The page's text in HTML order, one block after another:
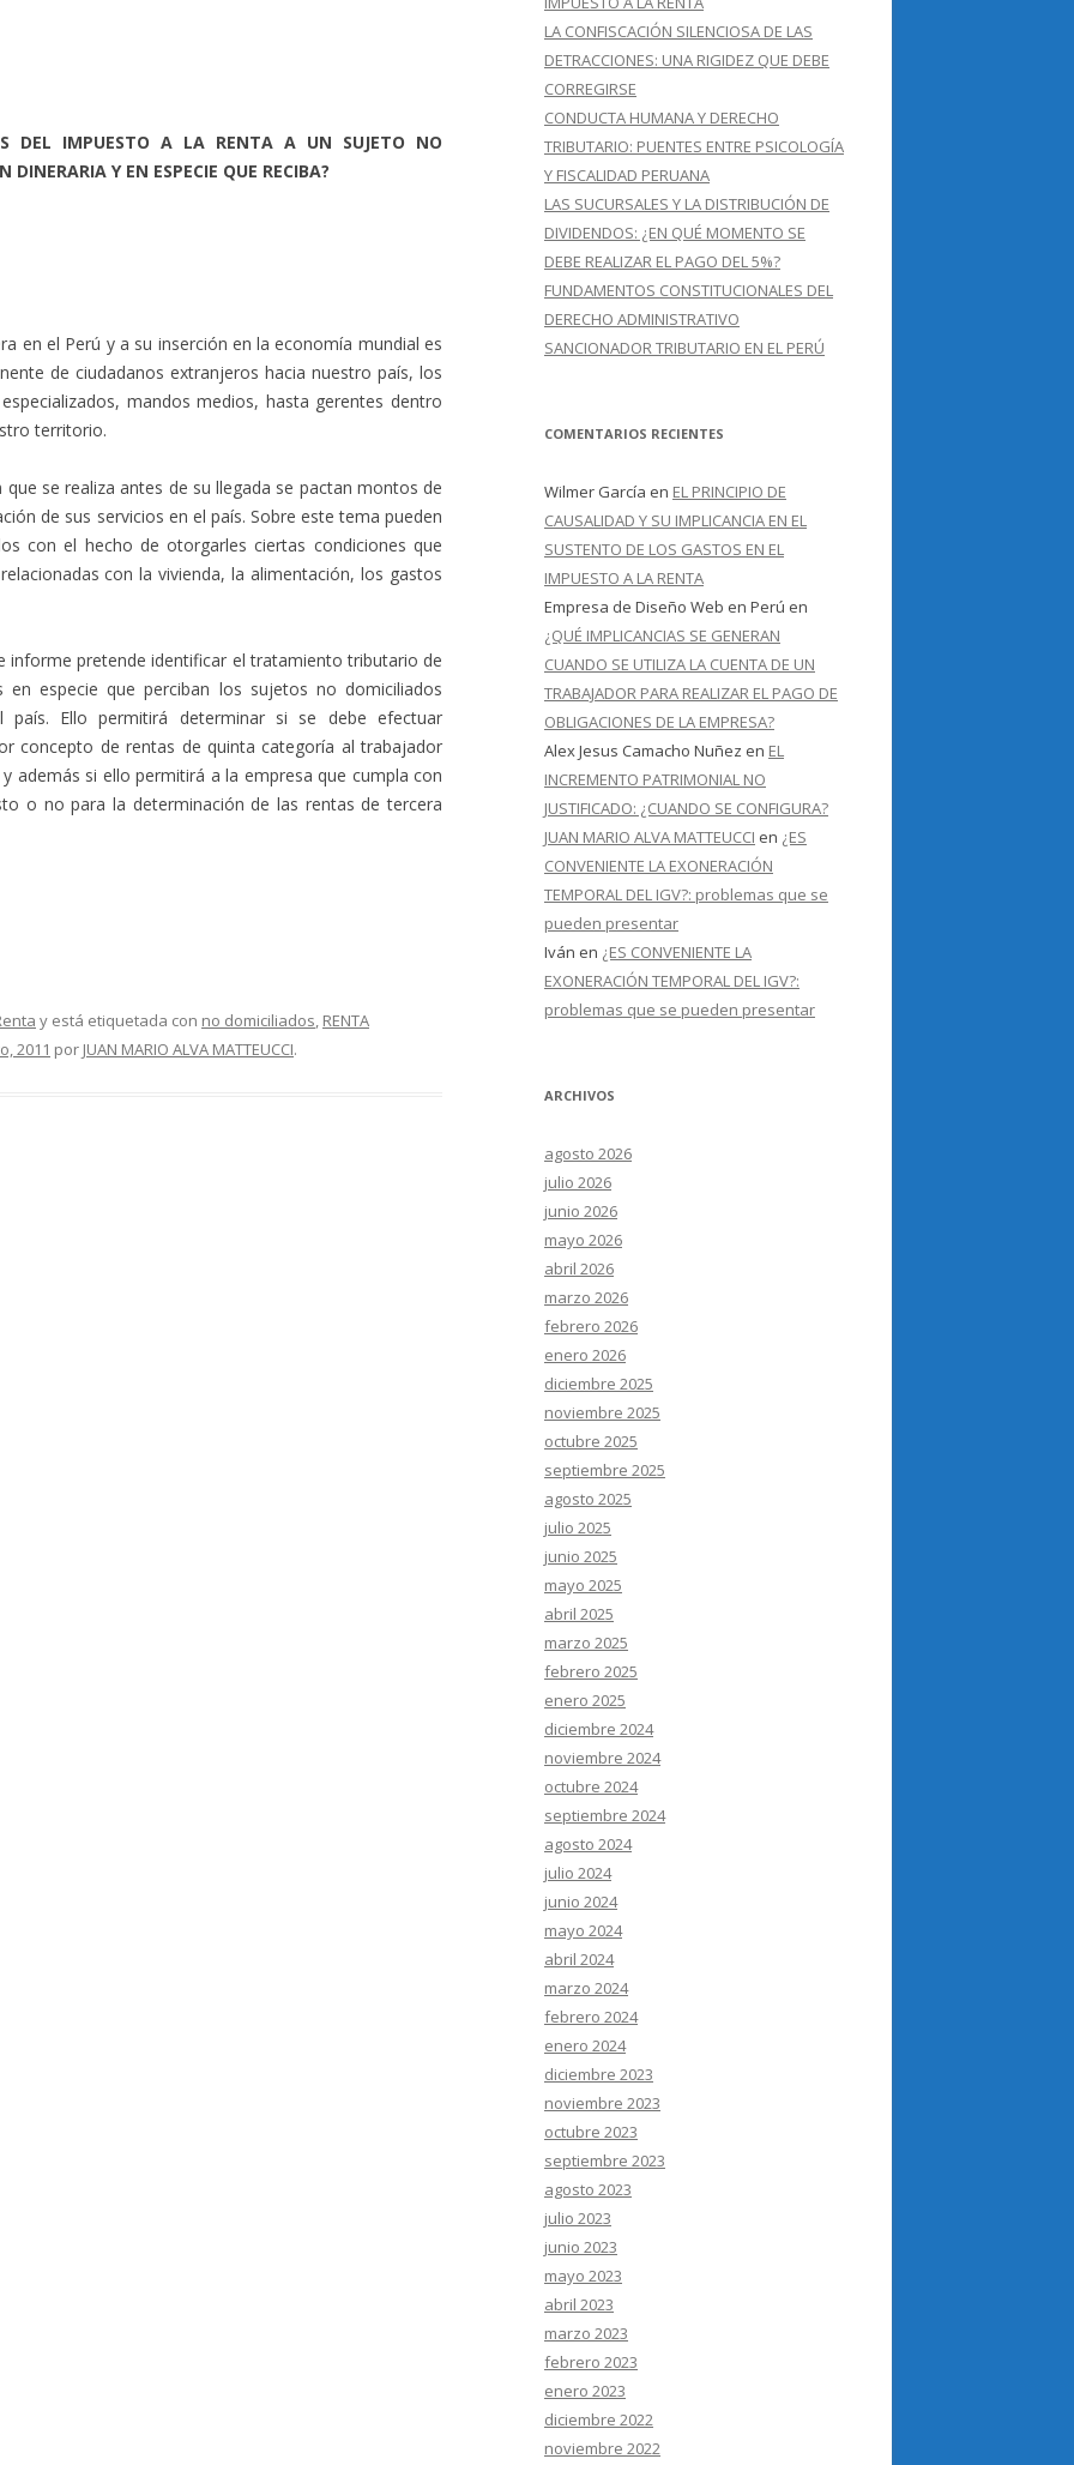
DEL IMPUESTO A LA RENTA A UN SUJETO NO
Y EN ESPECIE QUE RECIBA?
en el Perú y a su inserción en la economía mundial es
de ciudadanos extranjeros hacia nuestro país, los
mandos medios, hasta gerentes dentro
territorio.
se realiza antes de su llegada se pactan montos de
de sus servicios en el país. Sobre este tema pueden
con el hecho de otorgarles ciertas condiciones que
con la vivienda, la alimentación, los gastos
informe pretende identificar el tratamiento tributario de
especie que perciban los sujetos no domiciliados
Ello permitirá determinar si se debe efectuar
concepto de rentas de quinta categoría al trabajador
además si ello permitirá a la empresa que cumpla con
o no para la determinación de las rentas de tercera
y está etiquetada con no domiciliados, RENTA
2011 por JUAN MARIO ALVA MATTEUCCI.
LA CONFISCACIÓN SILENCIOSA DE LAS
DETRACCIONES: UNA RIGIDEZ QUE DEBE
CORREGIRSE
CONDUCTA HUMANA Y DERECHO
TRIBUTARIO: PUENTES ENTRE PSICOLOGÍA
Y FISCALIDAD PERUANA
LAS SUCURSALES Y LA DISTRIBUCIÓN DE
DIVIDENDOS: ¿EN QUÉ MOMENTO SE
DEBE REALIZAR EL PAGO DEL 5%?
FUNDAMENTOS CONSTITUCIONALES DEL
DERECHO ADMINISTRATIVO
SANCIONADOR TRIBUTARIO EN EL PERÚ
COMENTARIOS RECIENTES
Wilmer García en EL PRINCIPIO DE
CAUSALIDAD Y SU IMPLICANCIA EN EL
SUSTENTO DE LOS GASTOS EN EL
IMPUESTO A LA RENTA
Empresa de Diseño Web en Perú en
¿QUÉ IMPLICANCIAS SE GENERAN
CUANDO SE UTILIZA LA CUENTA DE UN
TRABAJADOR PARA REALIZAR EL PAGO DE
OBLIGACIONES DE LA EMPRESA?
Alex Jesus Camacho Nuñez en EL
INCREMENTO PATRIMONIAL NO
JUSTIFICADO: ¿CUANDO SE CONFIGURA?
JUAN MARIO ALVA MATTEUCCI en ¿ES
CONVENIENTE LA EXONERACIÓN
TEMPORAL DEL IGV?: problemas que se
pueden presentar
Iván en ¿ES CONVENIENTE LA
EXONERACIÓN TEMPORAL DEL IGV?:
problemas que se pueden presentar
ARCHIVOS
agosto 2026
julio 2026
junio 2026
mayo 2026
abril 2026
marzo 2026
febrero 2026
enero 2026
diciembre 2025
noviembre 2025
octubre 2025
septiembre 2025
agosto 2025
julio 2025
junio 2025
mayo 2025
abril 2025
marzo 2025
febrero 2025
enero 2025
diciembre 2024
noviembre 2024
octubre 2024
septiembre 2024
agosto 2024
julio 2024
junio 2024
mayo 2024
abril 2024
marzo 2024
febrero 2024
enero 2024
diciembre 2023
noviembre 2023
octubre 2023
septiembre 2023
agosto 2023
julio 2023
junio 2023
mayo 2023
abril 2023
marzo 2023
febrero 2023
enero 2023
diciembre 2022
noviembre 2022